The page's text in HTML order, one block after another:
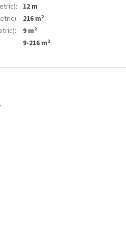
:
12 m
: 216 m²
:
9 m²
9-216 m²